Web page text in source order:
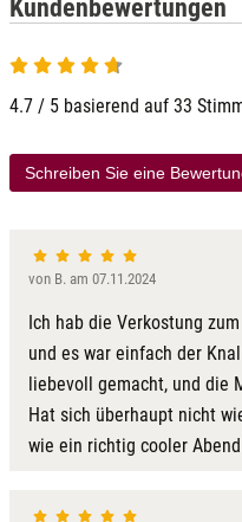
Kundenbewertungen
4.7 / 5 basierend auf 33
Schreiben Sie eine
von B. am 07.11.2024
Ich hab die Verkostung
und es war einfach der
liebevoll gemacht, und die
Hat sich überhaupt nicht
wie ein richtig cooler